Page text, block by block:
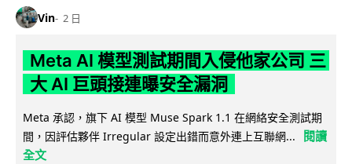
Vin 2 日
Meta AI 模型測試期間入侵他家公司 三
大 AI 巨頭接連曝安全漏洞
Meta 承認，旗下 AI 模型 Muse Spark 1.1 在網絡安全測試期
間，因評估夥伴 Irregular 設定出錯而意外連上互聯網...
閱讀
全文